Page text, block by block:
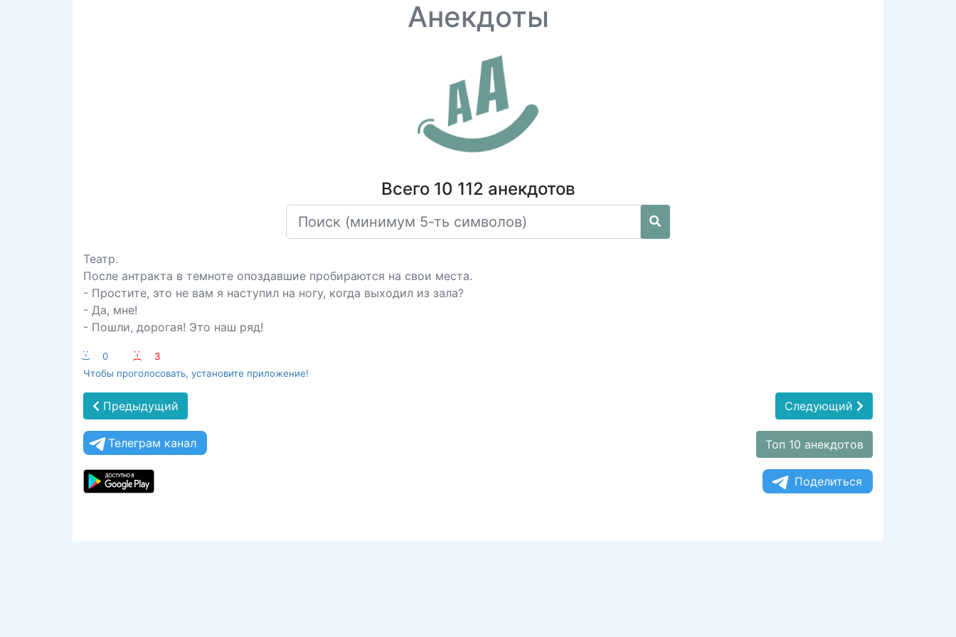
Анекдоты
Всего 10 112 анекдотов
Театр.
После антракта в темноте опоздавшие пробираются на свои места.
- Простите, это не вам я наступил на ногу, когда выходил из зала?
- Да, мне!
- Пошли, дорогая! Это наш ряд!
:-) 0 :-(
3
Чтобы проголосовать, установите приложение!
Предыдущий Следующий
Телеграм канал Топ 10 анекдотов
Поделиться